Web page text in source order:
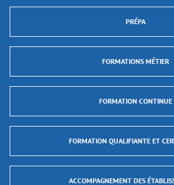
PRÉPA
FORMATIONS MÉTIER
FORMATION CONTINUE
FORMATION QUALIFIANTE ET
ACCOMPAGNEMENT DES